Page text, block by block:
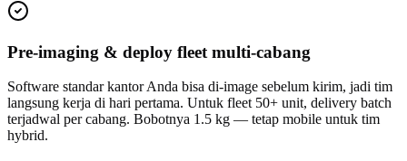
Pre-imaging & deploy fleet multi-cabang
Software standar kantor Anda bisa di-image sebelum kirim, jadi tim
langsung kerja di hari pertama. Untuk fleet 50+ unit, delivery batch
terjadwal per cabang. Bobotnya 1.5 kg — tetap mobile untuk tim
hybrid.